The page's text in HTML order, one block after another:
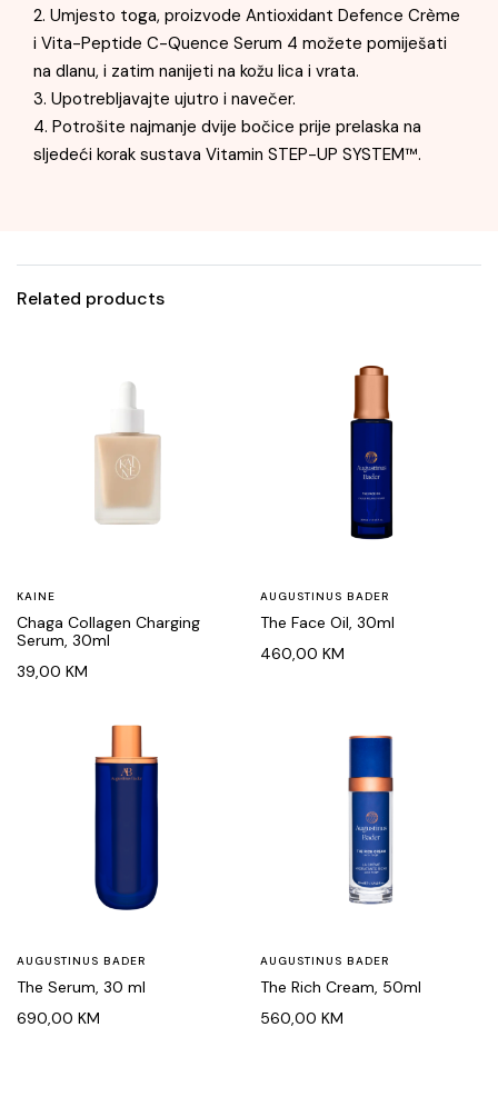
2. Umjesto toga, proizvode Antioxidant Defence Crème
i Vita-Peptide C-Quence Serum 4 možete pomiješati
na dlanu, i zatim nanijeti na kožu lica i vrata.
3. Upotrebljavajte ujutro i navečer.
4. Potrošite najmanje dvije bočice prije prelaska na
sljedeći korak sustava Vitamin STEP-UP SYSTEM™.
Related products
KAINE
Chaga Collagen Charging
Serum, 30ml
39,00 KM
AUGUSTINUS BADER
The Face Oil, 30ml
460,00 KM
AUGUSTINUS BADER
The Serum, 30 ml
690,00 KM
AUGUSTINUS BADER
The Rich Cream, 50ml
560,00 KM